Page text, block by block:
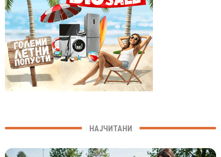
НАЈЧИТАНИ